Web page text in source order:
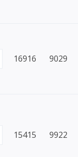
16916 9029
15415 9922